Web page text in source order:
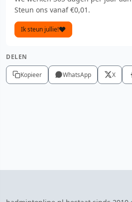
Steun ons vanaf €0,01.
Ik steun jullie!
DELEN
Kopieer WhatsApp X